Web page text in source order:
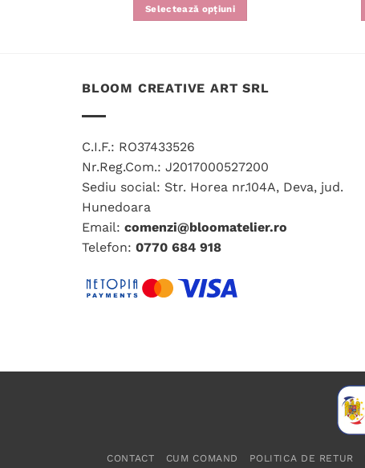
Selectează opțiuni
mai
Opțiunile
alese
pagina
produsului.
BLOOM CREATIVE ART SRL
C.I.F.: RO37433526
Nr.Reg.Com.: J2017000527200
Sediu social: Str. Horea nr.104A, Deva, jud.
Hunedoara
Email: comenzi@bloomatelier.ro
Telefon: 0770 684 918
CONTACT CUM COMAND POLITICA DE RETUR